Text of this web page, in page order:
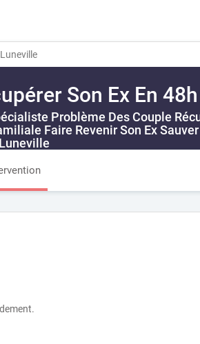
Son Ex En
Problème Des Couple
Faire Revenir Son Ex